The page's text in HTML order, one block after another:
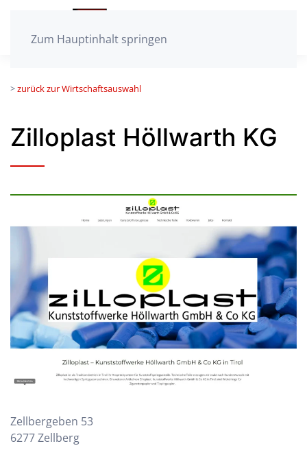
Zum Hauptinhalt springen
>zurück zur Wirtschaftsauswahl
Zilloplast Höllwarth KG
Zellbergeben 53
6277 Zellberg